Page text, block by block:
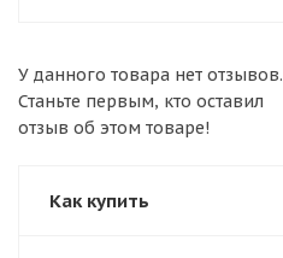
У данного товара нет отзывов.
Станьте первым, кто оставил
отзыв об этом товаре!
Как купить